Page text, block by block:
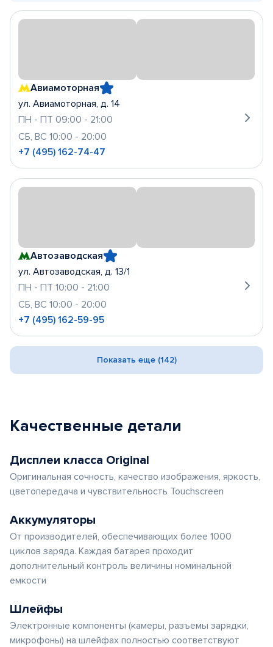
Авиамоторная
ул. Авиамоторная, д. 14
ПН - ПТ 09:00 - 21:00
СБ, ВС 10:00 - 20:00
+7 (495) 162-74-47
Автозаводская
ул. Автозаводская, д. 13/1
ПН - ПТ 10:00 - 21:00
СБ, ВС 10:00 - 20:00
+7 (495) 162-59-95
Показать еще (142)
Качественные детали
Дисплеи класса Original
Оригинальная сочность, качество изображения, яркость,
цветопередача и чувствительность Touchscreen
Аккумуляторы
От производителей, обеспечивающих более 1000
циклов заряда. Каждая батарея проходит
дополнительный контроль величины номинальной
емкости
Шлейфы
Электронные компоненты (камеры, разъемы зарядки,
микрофоны) на шлейфах полностью соответствуют